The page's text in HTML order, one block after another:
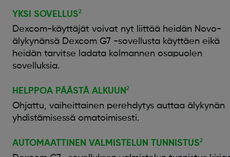
YKSI SOVELLUS2
Dexcom-käyttäjät voivat nyt liittää heidän Novo-
älykynänsä Dexcom G7 -sovellusta käyttäen eikä
heidän tarvitse ladata kolmannen osapuolen
sovelluksia.
HELPPOA PÄÄSTÄ ALKUUN 2
Ohjattu, vaiheittainen perehdytys auttaa älykynän
yhdistämisessä omatoimisesti.
AUTOMAATTINEN VALMISTELUN TUNNISTUS2